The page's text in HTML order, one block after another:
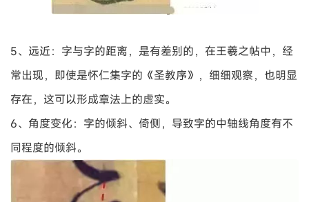
5、远近：字与字的距离，是有差别的，在王羲之帖中，经
常出现，即使是怀仁集字的《圣教序》，细细观察，也明显
存在，这可以形成章法上的虚实。
6、角度变化：字的倾斜、倚侧，导致字的中轴线角度有不
同程度的倾斜。